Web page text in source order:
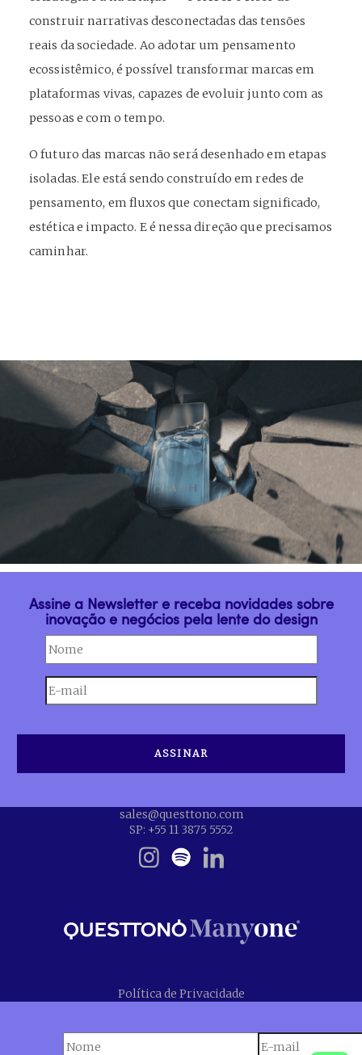
construir narrativas desconectadas das tensões
reais da sociedade. Ao adotar um pensamento
ecossistêmico, é possível transformar marcas em
plataformas vivas, capazes de evoluir junto com as
pessoas e com o tempo.
O futuro das marcas não será desenhado em etapas
isoladas. Ele está sendo construído em redes de
pensamento, em fluxos que conectam significado,
estética e impacto. E é nessa direção que precisamos
caminhar.
Assine a Newsletter e receba novidades sobre
inovação e negócios pela lente do design
sales@questtono.com
SP: +55 11 3875 5552
Política de Privacidade